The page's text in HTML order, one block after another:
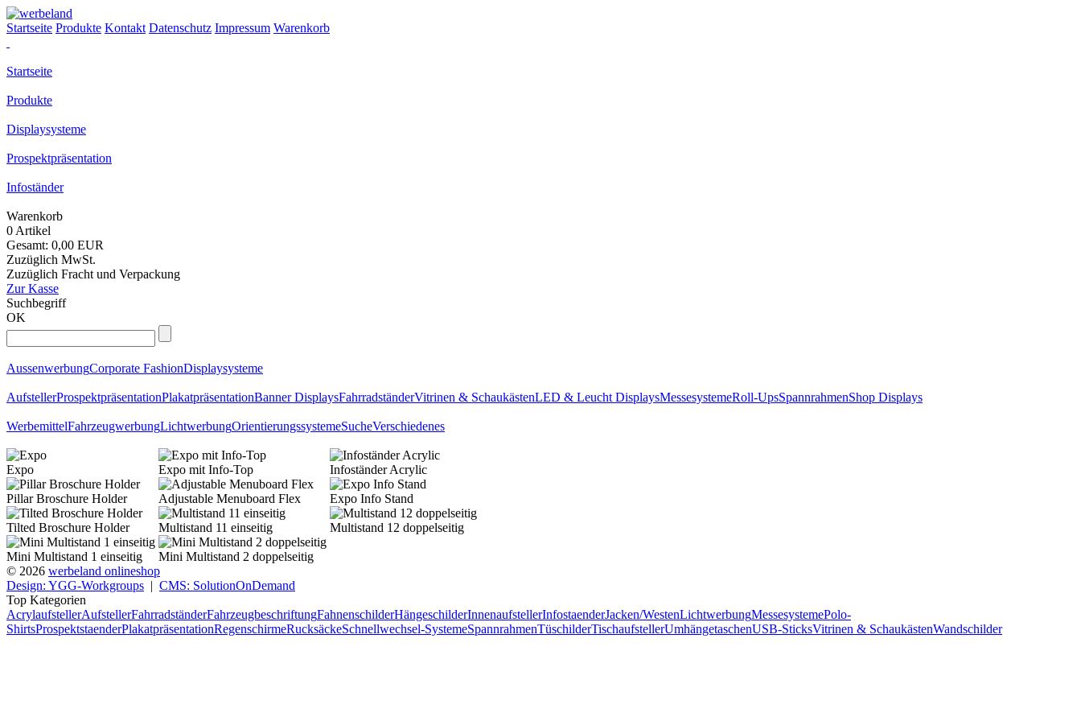
Startseite Produkte Kontakt Datenschutz Impressum Warenkorb
Startseite
Produkte
Displaysysteme
Prospektpräsentation
Infoständer
Warenkorb
0 Artikel
Gesamt: 0,00 EUR
Zuzüglich MwSt.
Zuzüglich Fracht und Verpackung
Zur Kasse
Suchbegriff
OK
AussenwerbungCorporate FashionDisplaysysteme
AufstellerProspektpräsentationPlakatpräsentationBanner DisplaysFahrradständerVitrinen & SchaukästenLED & Leucht DisplaysMessesystemeRoll-UpsSpannrahmenShop Displays
WerbemittelFahrzeugwerbungLichtwerbungOrientierungssystemeSucheVerschiedenes
Expo Expo mit Info-Top Infoständer Acrylic
Pillar Broschure Holder Adjustable Menuboard Flex Expo Info Stand
Tilted Broschure Holder Multistand 11 einseitig Multistand 12 doppelseitig
Mini Multistand 1 einseitig
Mini Multistand 2 doppelseitig
© 2026 werbeland onlineshop
Design: YGG-Workgroups | CMS: SolutionOnDemand
Top Kategorien
AcrylaufstellerAufstellerFahrradständerFahrzeugbeschriftungFahnenschilderHängeschilderInnenaufstellerInfostaenderJacken/WestenLichtwerbungMessesystemePolo-
ShirtsProspektstaenderPlakatpräsentationRegenschirmeRucksäckeSchnellwechsel-SystemeSpannrahmenTüschilderTischaufstellerUmhängetaschenUSB-SticksVitrinen & SchaukästenWandschilder